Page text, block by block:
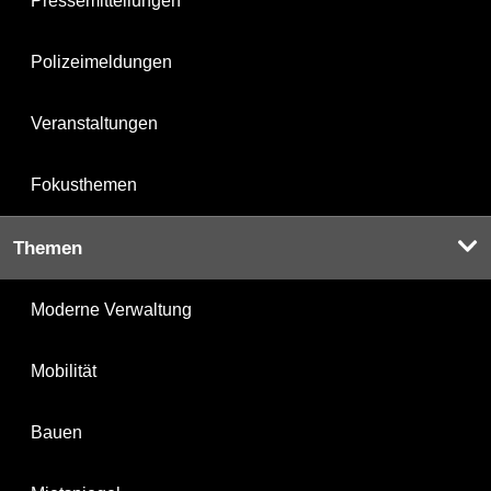
Polizeimeldungen
Veranstaltungen
Fokusthemen
Themen
Moderne Verwaltung
Mobilität
Bauen